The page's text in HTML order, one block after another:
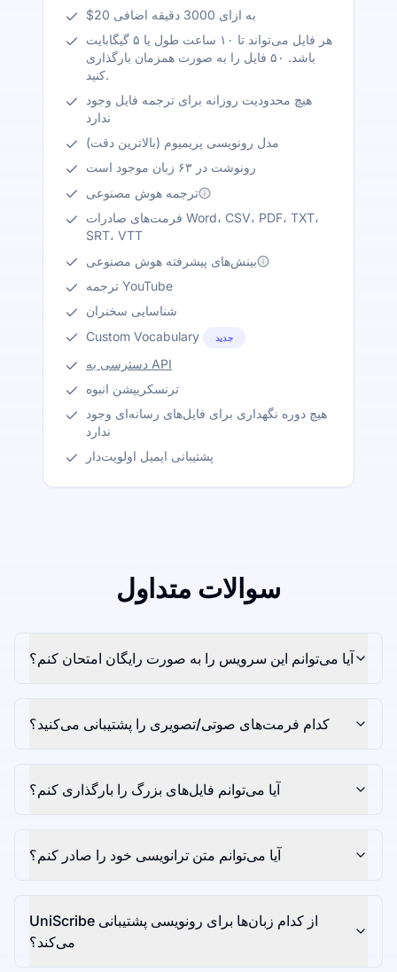
$20 به ازای 3000 دقیقه اضافی
هر فایل می‌تواند تا ۱۰ ساعت طول یا ۵ گیگابایت
باشد. ۵۰ فایل را به صورت همزمان بارگذاری
کنید.
هیچ محدودیت روزانه برای ترجمه فایل وجود
ندارد
مدل رونویسی پریمیوم (بالاترین دقت)
رونوشت در ۶۳ زبان موجود است
ترجمه هوش مصنوعی
فرمت‌های صادرات Word، CSV، PDF، TXT،
SRT، VTT
بینش‌های پیشرفته هوش مصنوعی
ترجمه YouTube
شناسایی سخنران
Custom Vocabulary
جدید
دسترسی به API
ترنسکریپشن انبوه
هیچ دوره نگهداری برای فایل‌های رسانه‌ای وجود
ندارد
پشتیبانی ایمیل اولویت‌دار
سوالات متداول
آیا می‌توانم این سرویس را به صورت رایگان امتحان کنم؟
کدام فرمت‌های صوتی/تصویری را پشتیبانی می‌کنید؟
آیا می‌توانم فایل‌های بزرگ را بارگذاری کنم؟
آیا می‌توانم متن ترانویسی خود را صادر کنم؟
UniScribe از کدام زبان‌ها برای رونویسی پشتیبانی
می‌کند؟